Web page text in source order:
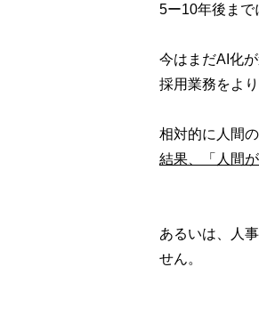
5ー10年後まで
今はまだAI化
採用業務をよ
相対的に人間
結果、「人間
あるいは、人
せん。